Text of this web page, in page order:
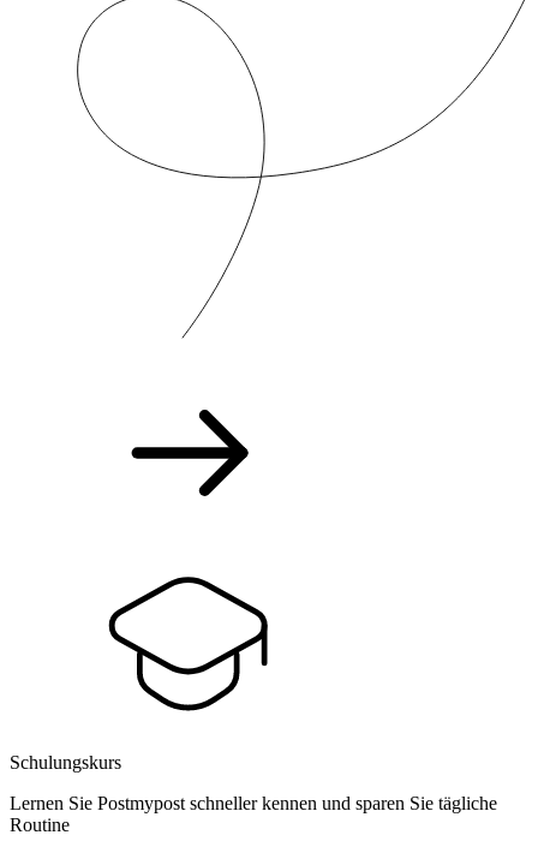
Schulungskurs
Lernen Sie Postmypost schneller kennen und sparen Sie tägliche
Routine